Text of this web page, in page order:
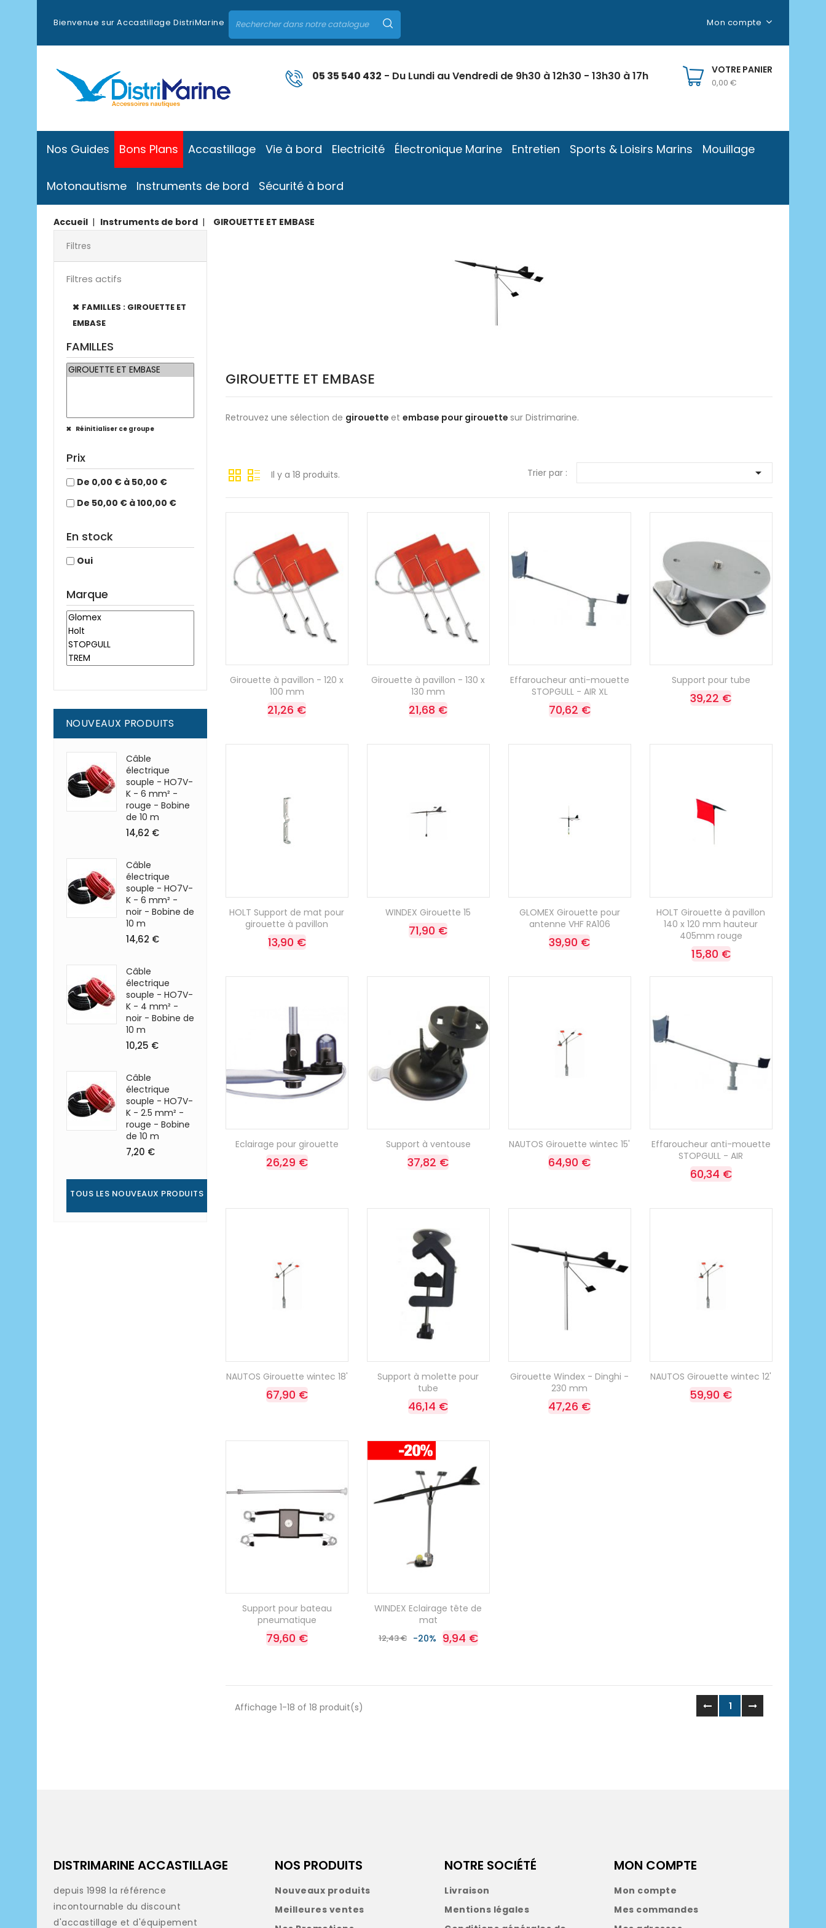
Bienvenue sur Accastillage DistriMarine Mon compte
VOTRE PANIER
0,00 €
05 35 540 432 - Du Lundi au Vendredi de 9h30 à 12h30 - 13h30 à 17h
Nos Guides Bons Plans Accastillage Vie à bord Electricité Électronique Marine Entretien Sports & Loisirs Marins Mouillage
Motonautisme Instruments de bord Sécurité à bord
Accueil Instruments de bord
GIROUETTE ET EMBASE
Filtres
Filtres actifs
FAMILLES : GIROUETTE ET
EMBASE
FAMILLES
Réinitialiser ce groupe
Prix
De 0,00 € à 50,00 €
De 50,00 € à 100,00 €
En stock
Oui
Marque
NOUVEAUX PRODUITS
Câble
électrique
souple - HO7V-
K - 6 mm² -
rouge - Bobine
de 10 m
14,62 €
Câble
électrique
souple - HO7V-
K - 6 mm² -
noir - Bobine de
10 m
14,62 €
Câble
électrique
souple - HO7V-
K - 4 mm² -
noir - Bobine de
10 m
10,25 €
Câble
électrique
souple - HO7V-
K - 2.5 mm² -
rouge - Bobine
de 10 m
7,20 €
TOUS LES NOUVEAUX PRODUITS
GIROUETTE ET EMBASE
Retrouvez une sélection de girouette et embase pour girouette sur Distrimarine.
Il y a 18 produits. Trier par : 
Girouette à pavillon - 120 x
100 mm
21,26 €
Girouette à pavillon - 130 x
130 mm
21,68 €
Effaroucheur anti-mouette
STOPGULL - AIR XL
70,62 €
Support pour tube
39,22 €
HOLT Support de mat pour
girouette à pavillon
13,90 €
WINDEX Girouette 15
71,90 €
GLOMEX Girouette pour
antenne VHF RA106
39,90 €
HOLT Girouette à pavillon
140 x 120 mm hauteur
405mm rouge
15,80 €
Eclairage pour girouette
26,29 €
Support à ventouse
37,82 €
NAUTOS Girouette wintec 15'
64,90 €
Effaroucheur anti-mouette
STOPGULL - AIR
60,34 €
NAUTOS Girouette wintec 18'
67,90 €
Support à molette pour
tube
46,14 €
Girouette Windex - Dinghi -
230 mm
47,26 €
NAUTOS Girouette wintec 12'
59,90 €
Support pour bateau
pneumatique
79,60 €
WINDEX Eclairage tête de
mat
12,43 € -20% 9,94 €
Affichage 1-18 of 18 produit(s) 1
DISTRIMARINE ACCASTILLAGE
depuis 1998 la référence
incontournable du discount
d'accastillage et d'équipement
NOS PRODUITS
Nouveaux produits
Meilleures ventes
NOTRE SOCIÉTÉ
Livraison
Mentions légales
MON COMPTE
Mon compte
Mes commandes